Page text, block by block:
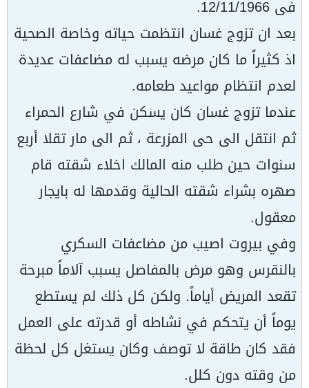
فى 12/11/1966.
بعد ان تزوج غسان انتظمت حياته وخاصة الصحية
اذ كثيراً ما كان مرضه يسبب له مضاعفات عديدة
لعدم انتظام مواعيد طعامه.
عندما تزوج غسان كان يسكن في شارع الحمراء
ثم انتقل الى حى المزرعة ، ثم الى مار تقلا أربع
سنوات حين طلب منه المالك اخلاء شقته قام
صهره بشراء شقته الحالية وقدمها له بايجار
معقول.
وفي بيروت اصيب من مضاعفات السكري
بالنقرس وهو مرض بالمفاصل يسبب آلاماً مبرحة
تقعد المريض أياماً. ولكن كل ذلك لم يستطع
يوماً أن يتحكم في نشاطه أو قدرته على العمل
فقد كان طاقة لا توصف وكان يستغل كل لحظة
من وقته دون كلل.